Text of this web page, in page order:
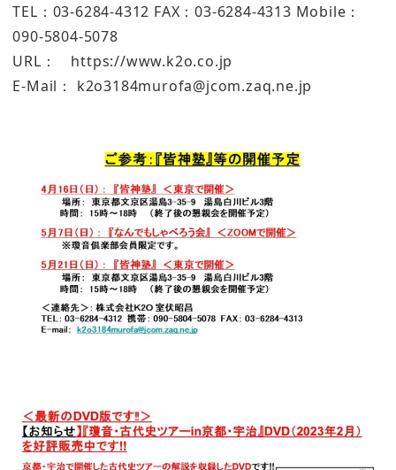
TEL：03-6284-4312 FAX：03-6284-4313 Mobile：
090-5804-5078
URL： https://www.k2o.co.jp
E-Mail： k2o3184murofa@jcom.zaq.ne.jp